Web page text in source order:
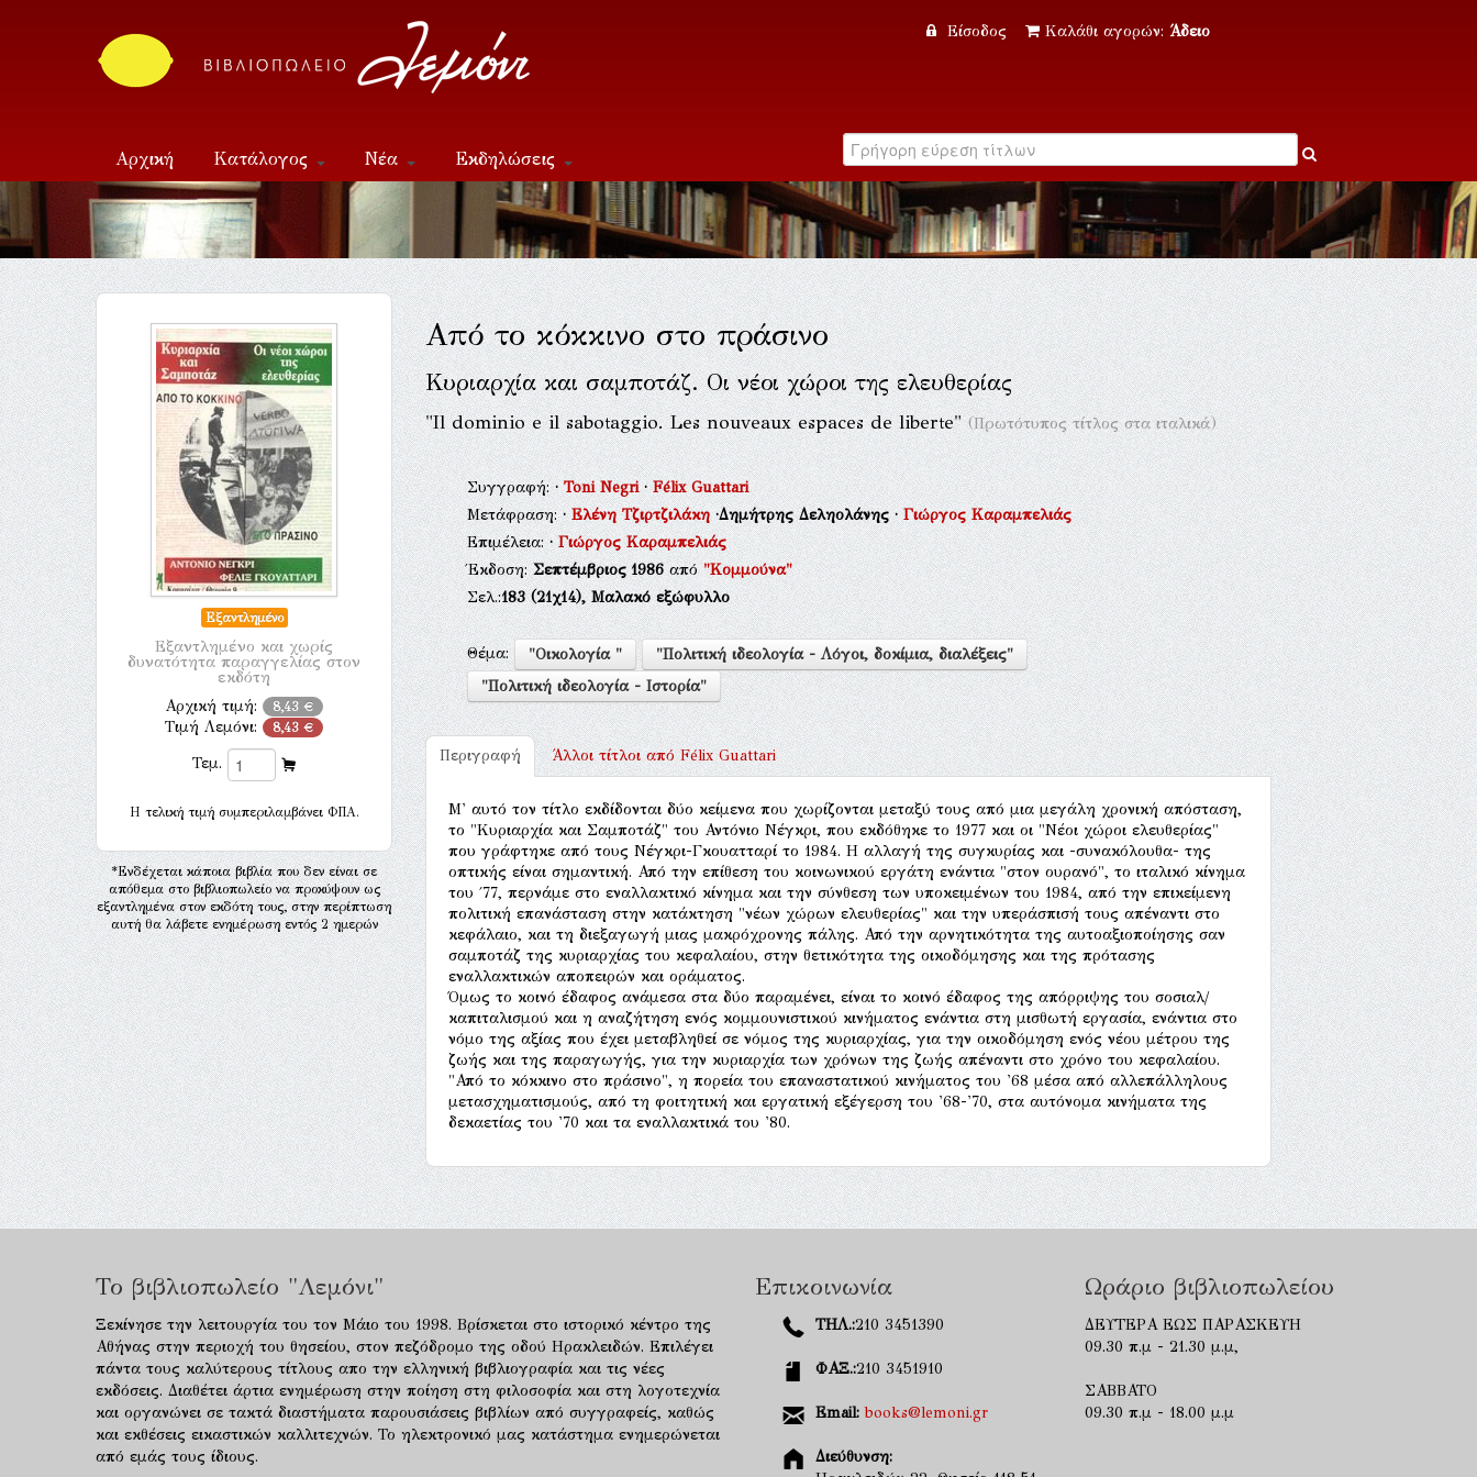
Είσοδος Καλάθι αγορών: Άδειο
Αρχική Κατάλογος Νέα Εκδηλώσεις
Επικοινωνία
Εξαντλημένο
Εξαντλημένο και χωρίς
δυνατότητα παραγγελίας στον
εκδότη
Αρχική τιμή: 8,43 €
Τιμή Λεμόνι: 8,43 €
Τεμ.
H τελική τιμή συμπεριλαμβάνει ΦΠΑ.
*Ενδέχεται κάποια βιβλία που δεν είναι σε
απόθεμα στο βιβλιοπωλείο να προκύψουν ως
εξαντλημένα στον εκδότη τους, στην περίπτωση
αυτή θα λάβετε ενημέρωση εντός 2 ημερών
Από το κόκκινο στο πράσινο
Κυριαρχία και σαμποτάζ. Οι νέοι χώροι της ελευθερίας
"Il dominio e il sabotaggio. Les nouveaux espaces de liberte"(Πρωτότυπος τίτλος στα ιταλικά)
Συγγραφή:·Toni Negri·Félix Guattari
Μετάφραση:·Ελένη Τζιρτζιλάκη·Δημήτρης Δεληολάνης·Γιώργος Καραμπελιάς
Επιμέλεια:·Γιώργος Καραμπελιάς
Έκδοση:Σεπτέμβριος 1986από"Κομμούνα"
Σελ.:183(21χ14), Μαλακό εξώφυλλο
Θέμα: "Οικολογία "
"Πολιτική ιδεολογία - Λόγοι, δοκίμια, διαλέξεις"
"Πολιτική ιδεολογία - Ιστορία"
Περιγραφή Άλλοι τίτλοι απόFélix Guattari
Μ' αυτό τον τίτλο εκδίδονται δύο κείμενα που χωρίζονται μεταξύ τους από μια μεγάλη χρονική απόσταση,
το "Κυριαρχία και Σαμποτάζ" του Αντόνιο Νέγκρι, που εκδόθηκε το 1977 και οι "Νέοι χώροι ελευθερίας"
που γράφτηκε από τους Νέγκρι-Γκουατταρί το 1984. Η αλλαγή της συγκυρίας και -συνακόλουθα- της
οπτικής είναι σημαντική. Από την επίθεση του κοινωνικού εργάτη ενάντια "στον ουρανό", το ιταλικό κίνημα
του ΄77, περνάμε στο εναλλακτικό κίνημα και την σύνθεση των υποκειμένων του 1984, από την επικείμενη
πολιτική επανάσταση στην κατάκτηση "νέων χώρων ελευθερίας" και την υπεράσπισή τους απέναντι στο
κεφάλαιο, και τη διεξαγωγή μιας μακρόχρονης πάλης. Από την αρνητικότητα της αυτοαξιοποίησης σαν
σαμποτάζ της κυριαρχίας του κεφαλαίου, στην θετικότητα της οικοδόμησης και της πρότασης
εναλλακτικών αποπειρών και οράματος.
Όμως το κοινό έδαφος ανάμεσα στα δύο παραμένει, είναι το κοινό έδαφος της απόρριψης του σοσιαλ/
καπιταλισμού και η αναζήτηση ενός κομμουνιστικού κινήματος ενάντια στη μισθωτή εργασία, ενάντια στο
νόμο της αξίας που έχει μεταβληθεί σε νόμος της κυριαρχίας, για την οικοδόμηση ενός νέου μέτρου της
ζωής και της παραγωγής, για την κυριαρχία των χρόνων της ζωής απέναντι στο χρόνο του κεφαλαίου.
"Από το κόκκινο στο πράσινο", η πορεία του επαναστατικού κινήματος του '68 μέσα από αλλεπάλληλους
μετασχηματισμούς, από τη φοιτητική και εργατική εξέγερση του '68-'70, στα αυτόνομα κινήματα της
δεκαετίας του '70 και τα εναλλακτικά του '80.
Το βιβλιοπωλείο "Λεμόνι"
Ξεκίνησε την λειτουργία του τον Μάιο του 1998. Βρίσκεται στο ιστορικό κέντρο της
Αθήνας στην περιοχή του θησείου, στον πεζόδρομο της οδού Ηρακλειδών. Επιλέγει
πάντα τους καλύτερους τίτλους απο την ελληνική βιβλιογραφία και τις νέες
εκδόσεις. Διαθέτει άρτια ενημέρωση στην ποίηση στη φιλοσοφία και στη λογοτεχνία
και οργανώνει σε τακτά διαστήματα παρουσιάσεις βιβλίων από συγγραφείς, καθώς
και εκθέσεις εικαστικών καλλιτεχνών. Το ηλεκτρονικό μας κατάστημα ενημερώνεται
από εμάς τους ίδιους.
Επικοινωνία
ΤΗΛ.:210 3451390
ΦΑΞ.:210 3451910
Email: books@lemoni.gr
Διεύθυνση:
Ωράριο βιβλιοπωλείου
ΔΕΥΤΕΡΑ ΕΩΣ ΠΑΡΑΣΚΕΥΗ
09.30 π.μ - 21.30 μ.μ,
ΣΑΒΒΑΤΟ
09.30 π.μ - 18.00 μ.μ